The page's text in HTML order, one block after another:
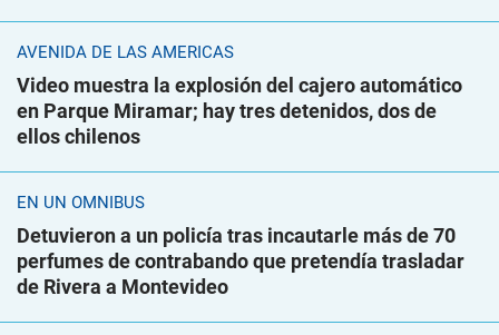
AVENIDA DE LAS AMÉRICAS
Video muestra la explosión del cajero automático
en Parque Miramar; hay tres detenidos, dos de
ellos chilenos
EN UN ÓMNIBUS
Detuvieron a un policía tras incautarle más de 70
perfumes de contrabando que pretendía trasladar
de Rivera a Montevideo